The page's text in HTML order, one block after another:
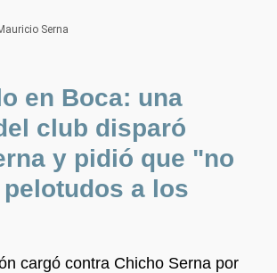
Serna
en Boca: una
club disparó
y pidió que "no
a los
cargó contra Chicho Serna por